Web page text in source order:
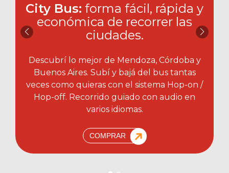
City Bus: forma fácil, rápida y
económica de recorrer las
ciudades.​
Descubrí lo mejor de Mendoza, Córdoba y
Buenos Aires. Subí y bajá del bus tantas
veces como quieras con el sistema Hop-on /
Hop-off. Recorrido guiado con audio en
varios idiomas.
COMPRAR